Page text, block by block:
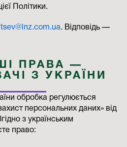
Політики.
. Відповідь —
ПРАВА —
З УКРАЇНИ
обробка регулюється
персональних даних» від
з українським
право: